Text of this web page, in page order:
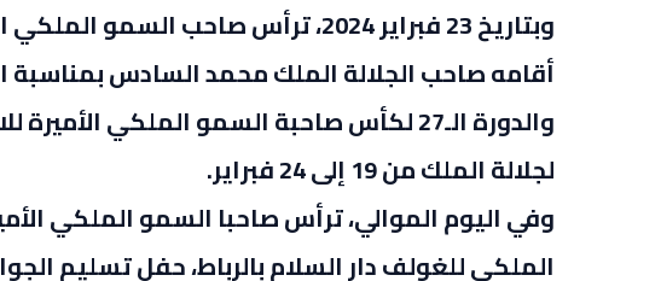
وبتاريخ 23 فبراير 2024، ترأس صاحب
والدورة الـ27 لكأس صاحبة السمو الملكي
لجلالة الملك من 19 إلى 24 فبراير.
وفي اليوم الموالي، ترأس صاحبا السمو الملكي